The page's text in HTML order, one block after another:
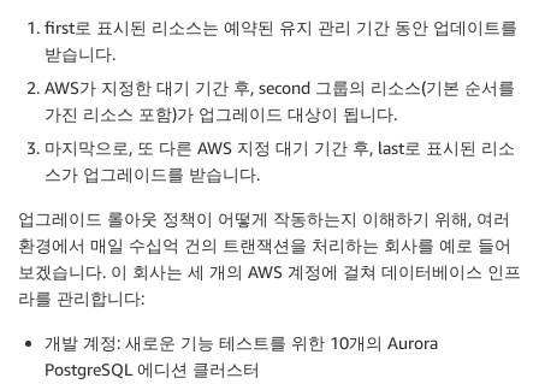
first로 표시된 리소스는 예약된 유지 관리 기간 동안 업데이트를
받습니다.
AWS가 지정한 대기 기간 후, second 그룹의 리소스(기본 순서를
가진 리소스 포함)가 업그레이드 대상이 됩니다.
마지막으로, 또 다른 AWS 지정 대기 기간 후, last로 표시된 리소
스가 업그레이드를 받습니다.
업그레이드 롤아웃 정책이 어떻게 작동하는지 이해하기 위해, 여러
환경에서 매일 수십억 건의 트랜잭션을 처리하는 회사를 예로 들어
보겠습니다. 이 회사는 세 개의 AWS 계정에 걸쳐 데이터베이스 인프
라를 관리합니다:
개발 계정: 새로운 기능 테스트를 위한 10개의 Aurora
PostgreSQL 에디션 클러스터